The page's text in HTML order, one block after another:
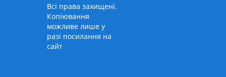
Всі права захищені.
Копіювання
можливе лише у
разі посилання на
сайт